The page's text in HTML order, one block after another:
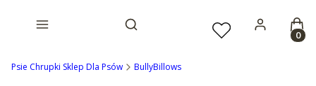
Otwórz wyszukiwarkę
Psie Chrupki Sklep Dla Psów BullyBillows